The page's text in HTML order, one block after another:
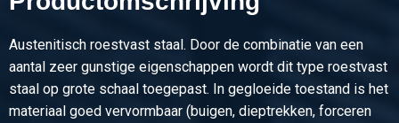
Artikelnummer
2460-0431-202015
Rvs 1.4404(316L) HF gel vierkante buis 20x20x1,5
hoogglans gepolijst
Austenitisch roestvast staal. Door de combinatie van een
aantal zeer gunstige eigenschappen wordt dit type roestvast
staal op grote schaal toegepast. In gegloeide toestand is het
materiaal goed vervormbaar (buigen, dieptrekken, forceren